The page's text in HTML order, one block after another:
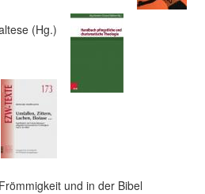
(Hg.)
und in der Bibel